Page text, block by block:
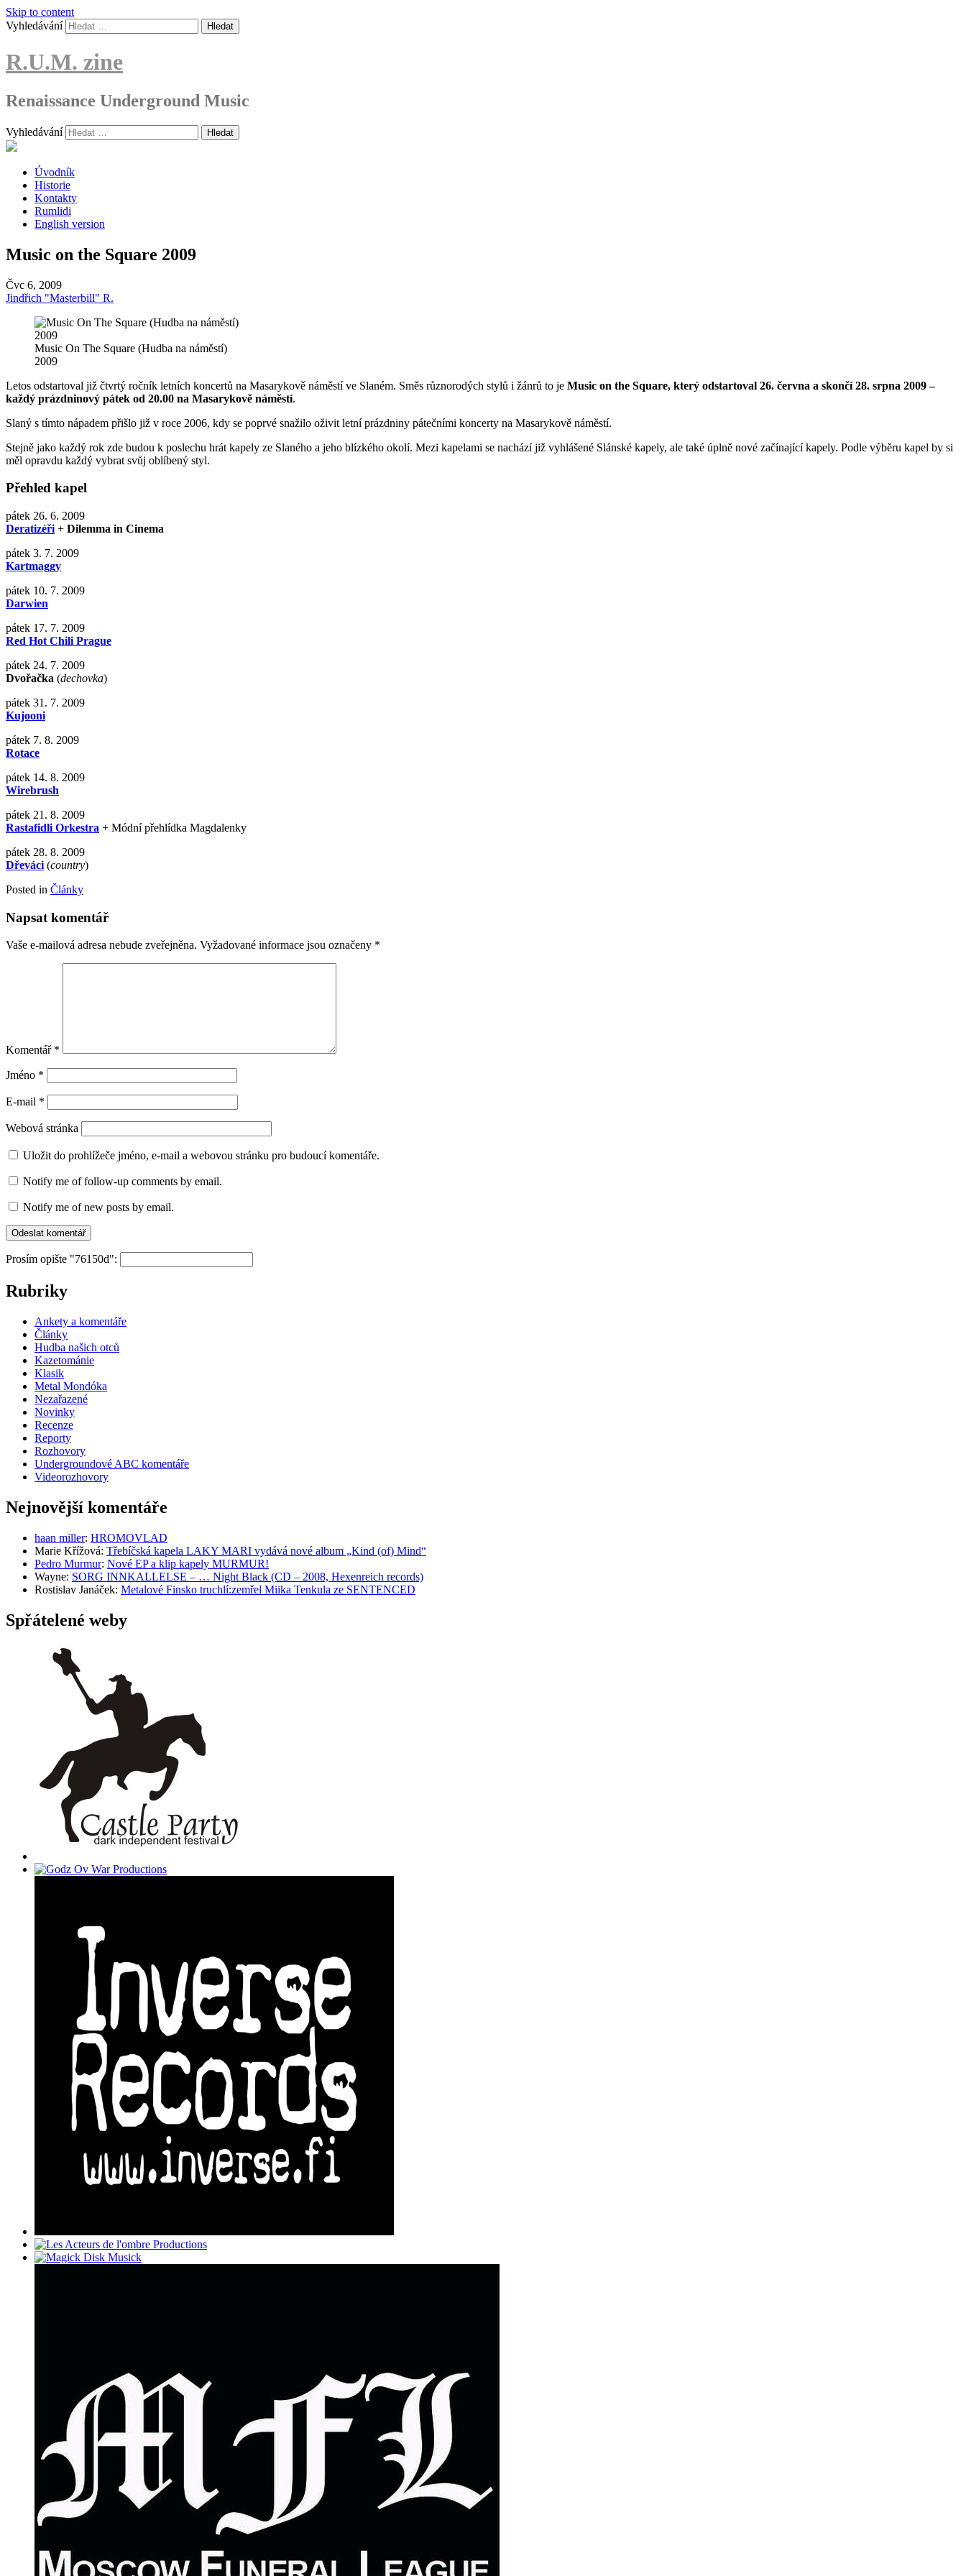
Skip to content
Vyhledávání
R.U.M. zine
Renaissance Underground Music
Vyhledávání
Úvodník
Historie
Kontakty
Rumlidi
English version
Music on the Square 2009
Čvc 6, 2009
Jindřich "Masterbill" R.
Music On The Square (Hudba na náměstí)
2009
Letos odstartoval již čtvrtý ročník letních koncertů na Masarykově náměstí ve Slaném. Směs různorodých stylů i žánrů to je Music on the Square, který odstartoval 26. června a skončí 28. srpna 2009 –
každý prázdninový pátek od 20.00 na Masarykově náměstí.
Slaný s tímto nápadem přišlo již v roce 2006, kdy se poprvé snažilo oživit letní prázdniny pátečními koncerty na Masarykově náměstí.
Stejně jako každý rok zde budou k poslechu hrát kapely ze Slaného a jeho blízkého okolí. Mezi kapelami se nachází již vyhlášené Slánské kapely, ale také úplně nové začínající kapely. Podle výběru kapel by si
měl opravdu každý vybrat svůj oblíbený styl.
Přehled kapel
pátek 26. 6. 2009
Deratizéři + Dilemma in Cinema
pátek 3. 7. 2009
Kartmaggy
pátek 10. 7. 2009
Darwien
pátek 17. 7. 2009
Red Hot Chili Prague
pátek 24. 7. 2009
Dvořačka (dechovka)
pátek 31. 7. 2009
Kujooni
pátek 7. 8. 2009
Rotace
pátek 14. 8. 2009
Wirebrush
pátek 21. 8. 2009
Rastafidli Orkestra + Módní přehlídka Magdalenky
pátek 28. 8. 2009
Dřeváci (country)
Posted in Články
Napsat komentář
Vaše e-mailová adresa nebude zveřejněna. Vyžadované informace jsou označeny *
Komentář *
Jméno *
E-mail *
Webová stránka
Uložit do prohlížeče jméno, e-mail a webovou stránku pro budoucí komentáře.
Notify me of follow-up comments by email.
Notify me of new posts by email.
Prosím opište "76150d":
Rubriky
Ankety a komentáře
Články
Hudba našich otců
Kazetománie
Klasik
Metal Mondóka
Nezařazené
Novinky
Recenze
Reporty
Rozhovory
Undergroundové ABC komentáře
Videorozhovory
Nejnovější komentáře
haan miller: HROMOVLAD
Marie Křížová: Třebíčská kapela LAKY MARI vydává nové album „Kind (of) Mind“
Pedro Murmur: Nové EP a klip kapely MURMUR!
Wayne: SORG INNKALLELSE – … Night Black (CD – 2008, Hexenreich records)
Rostislav Janáček: Metalové Finsko truchlí:zemřel Miika Tenkula ze SENTENCED
Spřátelené weby